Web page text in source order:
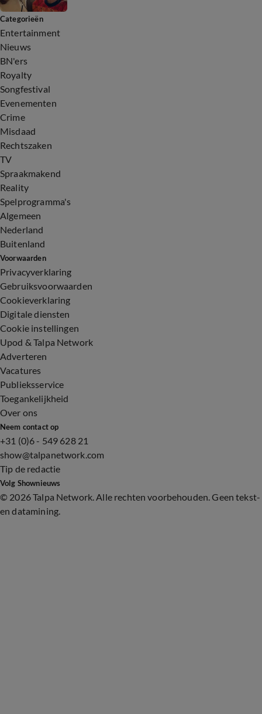
Categorieën
Entertainment
Nieuws
BN'ers
Royalty
Songfestival
Evenementen
Crime
Misdaad
Rechtszaken
TV
Spraakmakend
Reality
Spelprogramma's
Algemeen
Nederland
Buitenland
Voorwaarden
Privacyverklaring
Gebruiksvoorwaarden
Cookieverklaring
Digitale diensten
Cookie instellingen
Upod & Talpa Network
Adverteren
Vacatures
Publieksservice
Toegankelijkheid
Over ons
Neem contact op
+31 (0)6 - 549 628 21
show@talpanetwork.com
Tip de redactie
Volg Shownieuws
© 2026 Talpa Network. Alle rechten voorbehouden. Geen tekst-
en datamining.